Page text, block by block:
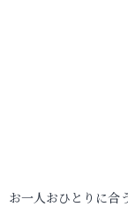
お一人おひとりに合